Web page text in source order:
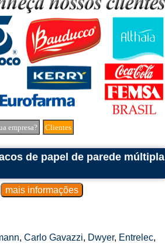
empresa? Clientes
de papel de parede múltipla
, Carlo Gavazzi, Dwyer, Entrelec,